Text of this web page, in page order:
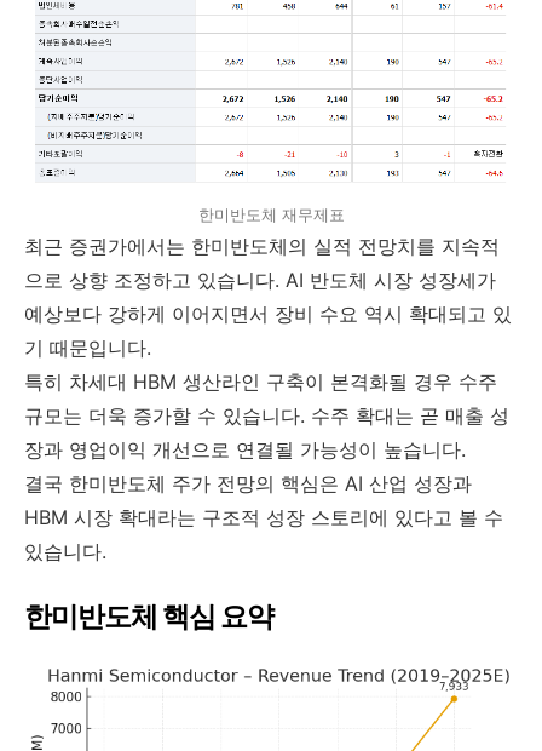
한미반도체 재무제표
최근 증권가에서는 한미반도체의 실적 전망치를 지속적
으로 상향 조정하고 있습니다. AI 반도체 시장 성장세가
예상보다 강하게 이어지면서 장비 수요 역시 확대되고 있
기 때문입니다.
특히 차세대 HBM 생산라인 구축이 본격화될 경우 수주
규모는 더욱 증가할 수 있습니다. 수주 확대는 곧 매출 성
장과 영업이익 개선으로 연결될 가능성이 높습니다.
결국 한미반도체 주가 전망의 핵심은 AI 산업 성장과
HBM 시장 확대라는 구조적 성장 스토리에 있다고 볼 수
있습니다.
한미반도체 핵심 요약